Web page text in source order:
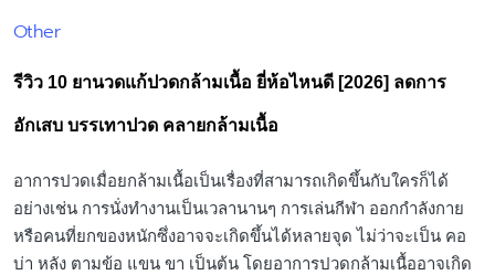
Posted
Other
รีวิว 10 ยานวดแก้ปวดกล้ามเนื้อ ยี่ห้อไหนดี [2026] ลดการ
อักเสบ บรรเทาปวด คลายกล้ามเนื้อ
อาการปวดเมื่อยกล้ามเนื้อเป็นเรื่องที่สามารถเกิดขึ้นกับใครก็ได้
อย่างเช่น การนั่งทำงานเป็นเวลานานๆ การเล่นกีฬา ออกกำลังกาย
หรือคนที่ยกของหนักซึ่งอาจจะเกิดขึ้นได้หลายจุด ไม่ว่าจะเป็น คอ
บ่า หลัง ตามข้อ แขน ขา เป็นต้น โดยอาการปวดกล้ามเนื้ออาจเกิด